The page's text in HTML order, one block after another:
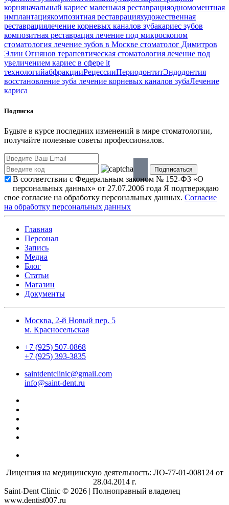
корняначальный кариес маленькая реставрацияодномоментная
имплантациякомпозитная реставрацияхудожественная
реставрациялечение корневых каналов зубакариес зубов
композитная реставрация лечение под микроскопом
стоматология лечение зубов в Москве стоматолог Димитров
Элин Огнянов терапевтическая стоматология лечение под
увеличением кариес в сфере it
технологийабфракцииРецессииПериодонтитЭндодонтия
восстановление зуба лечение корневых каналов зубаЛечение
кариса
Подписка
Будьте в курсе последних изменений в мире стоматологии,
получайте полезные советы профессионалов.
В соответствии с Федеральным законом № 152-ФЗ «О
персональных данных» от 27.07.2006 года Я подтверждаю
свое согласие на обработку персональных данных. Согласие
на обработку персональных данных
Главная
Персонал
Запись
Медиа
Блог
Статьи
Магазин
Документы
Москва, 2-й Новый пер. 5
м. Красносельская
+7 (925) 507-0868
+7 (925) 393-3835
saintdentclinic@gmail.com
info@saint-dent.ru
Лицензия на медицинскую деятельность: ЛО-77-01-008124 от
28.04.2014 г.
Saint-Dent Clinic © 2026 | Полноправный владелец
www.dentist007.ru